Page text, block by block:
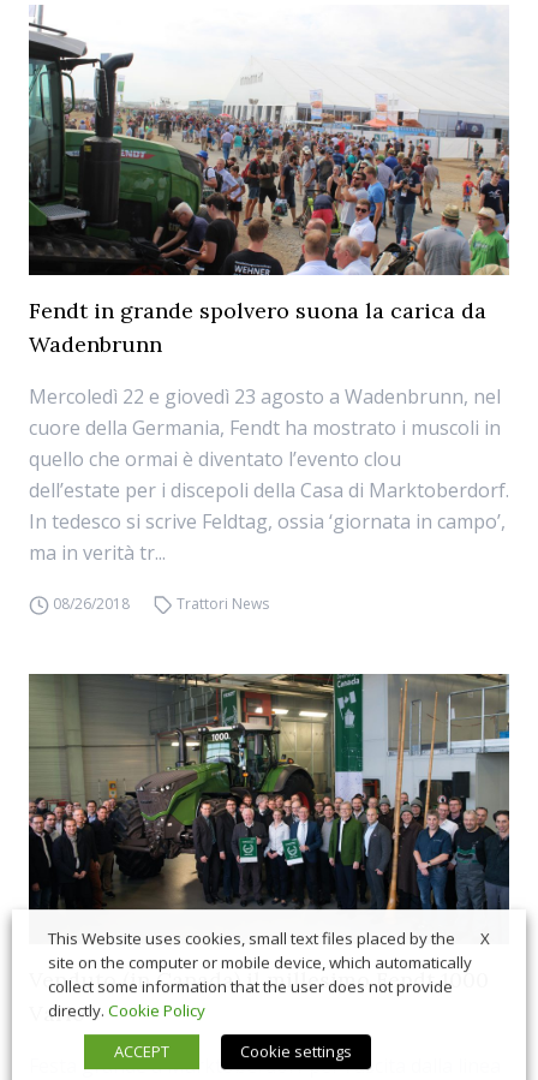
Fendt in grande spolvero suona la carica da
Wadenbrunn
Mercoledì 22 e giovedì 23 agosto a Wadenbrunn, nel
cuore della Germania, Fendt ha mostrato i muscoli in
quello che ormai è diventato l’evento clou
dell’estate per i discepoli della Casa di Marktoberdorf.
In tedesco si scrive Feldtag, ossia ‘giornata in campo’,
ma in verità tr...
08/26/2018 Trattori News
Venduto (in Canada) il millesimo Fendt 1000
Vario
Festa grande a Marktoberdorf per l’uscita dalla linea
X
This Website uses cookies, small text files placed by the
site on the computer or mobile device, which automatically
collect some information that the user does not provide
directly. Cookie Policy
ACCEPT
Cookie settings